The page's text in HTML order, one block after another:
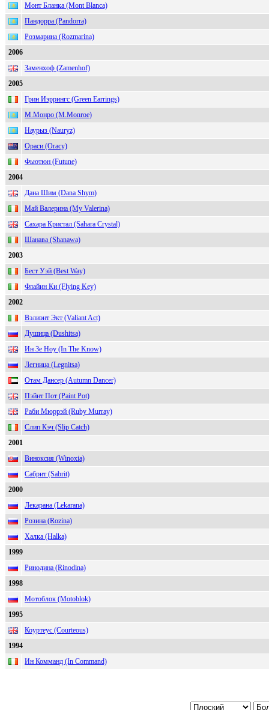
Монт Бланка (Mont Blanca)
Пандорра (Pandorra)
Розмарина (Rozmarina)
2006
Заменхоф (Zamenhof)
2005
Грин Иэррингс (Green Earrings)
М.Монро (M.Monroe)
Наурыз (Nauryz)
Ораси (Oracy)
Фьютюн (Futune)
2004
Дана Шим (Dana Shym)
Май Валерина (My Valerina)
Сахара Кристал (Sahara Crystal)
Шанава (Shanawa)
2003
Бест Уэй (Best Way)
Флайин Ки (Flying Key)
2002
Вэлиэнт Экт (Valiant Act)
Душица (Dushitsa)
Ин Зе Ноу (In The Know)
Легница (Legnitsa)
Отам Дансер (Autumn Dancer)
Пэйнт Пот (Paint Pot)
Раби Мюррэй (Ruby Murray)
Слип Кэч (Slip Catch)
2001
Виноксия (Winoxia)
Сабрит (Sabrit)
2000
Лекарана (Lekarana)
Розина (Rozina)
Халка (Halka)
1999
Ринодина (Rinodina)
1998
Мотоблок (Motoblok)
1995
Коуртеус (Courteous)
1994
Ин Комманд (In Command)